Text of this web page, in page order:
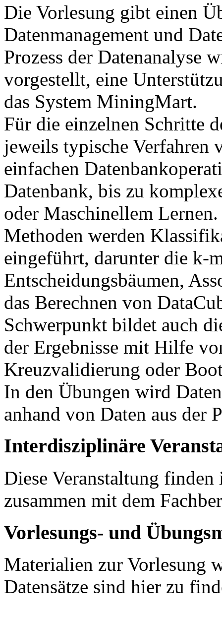
Die Vorlesung gibt einen
Datenmanagement und
Prozess der Datenanalyse
vorgestellt, eine
das System MiningMart.
Für die einzelnen Schritte
jeweils typische Verfahren
einfachen
Datenbank, bis zu
oder Maschinellem
Methoden werden
eingeführt, darunter die k-
Entscheidungsbäumen,
das Berechnen von
Schwerpunkt bildet auch
der Ergebnisse mit Hilfe
Kreuzvalidierung oder
In den Übungen wird
anhand von Daten aus der
Interdisziplinäre
Diese Veranstaltung
zusammen mit dem
Vorlesungs- und
Materialien zur Vorlesung
Datensätze sind hier zu